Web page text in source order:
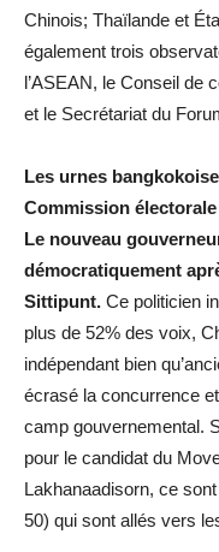
Chinois; Thaïlande et
également trois
l’ASEAN, le Conseil de
et le Secrétariat du
Les urnes
Commission
Le nouveau
démocratiquement
Sittipunt. Ce politicien
plus de 52% des voix,
indépendant bien
écrasé la concurrence
camp gouvernemental.
pour le candidat du
Lakhanaadisorn, ce
50) qui sont allés vers